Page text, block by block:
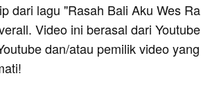
dari lagu "Rasah Bali Aku Wes Ra
Video ini berasal dari Youtube
dan/atau pemilik video yang